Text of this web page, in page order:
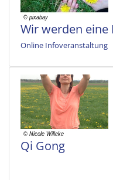
Wir werden eine
Online Infoveranstaltung
Qi Gong